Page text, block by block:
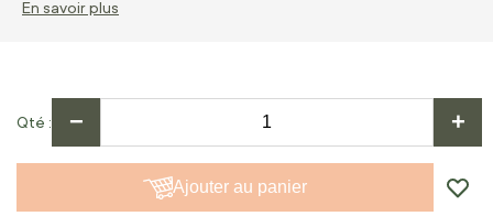
En savoir plus
Qté − +
Ajouter au panier